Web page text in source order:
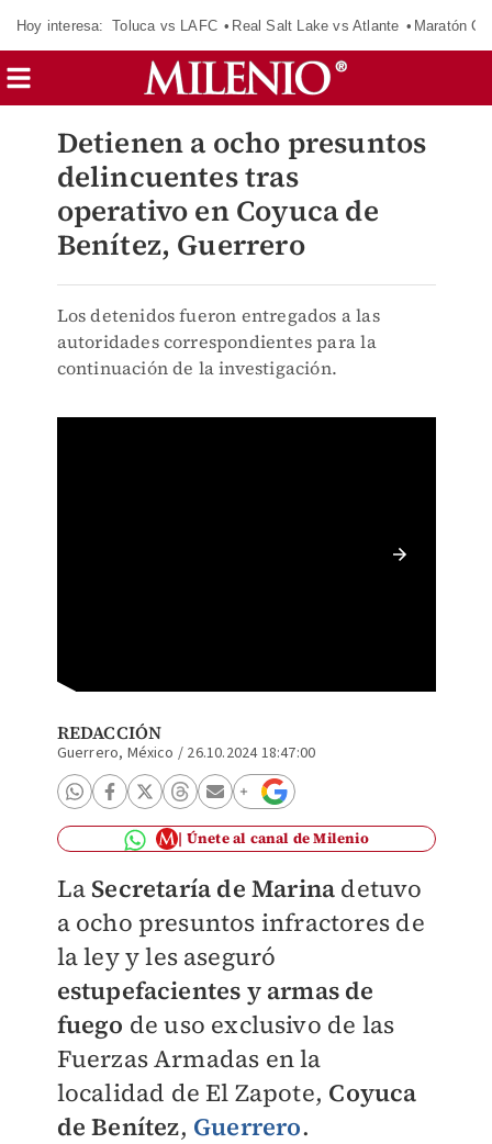
Hoy interesa: Toluca vs LAFC Real Salt Lake vs Atlante Maratón
Detienen a ocho presuntos
delincuentes tras
operativo en Coyuca de
Benítez, Guerrero
Los detenidos fueron entregados a las
autoridades correspondientes para la
continuación de la investigación.
REDACCIÓN
Guerrero, México / 26.10.2024 18:47:00
Únete al canal de Milenio
La Secretaría de Marina detuvo
a ocho presuntos infractores de
la ley y les aseguró
estupefacientes y armas de
fuego de uso exclusivo de las
Fuerzas Armadas en la
localidad de El Zapote, Coyuca
de Benítez, Guerrero.